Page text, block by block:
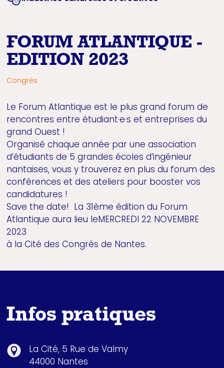
FORUM ATLANTIQUE -
EDITION 2023
Congrès
Le Forum Atlantique est le plus grand forum de
rencontres entre étudiant·e·s et entreprises du
grand Ouest !
Organisé chaque année par une association
d’étudiants de 5 grandes écoles d’ingénieur
nantaises, vous y trouverez en plus du forum des
conférences et des ateliers pour booster vos
candidatures !
Save the date! La 31ème édition du Forum
Atlantique aura lieu leMERCREDI 22 NOVEMBRE
2023
à la Cité des Congrès de Nantes.
Infos pratiques
La Cité, 5 Rue de Valmy
44000 Nantes